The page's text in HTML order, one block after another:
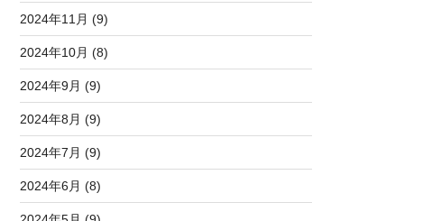
2024年11月 (9)
2024年10月 (8)
2024年9月 (9)
2024年8月 (9)
2024年7月 (9)
2024年6月 (8)